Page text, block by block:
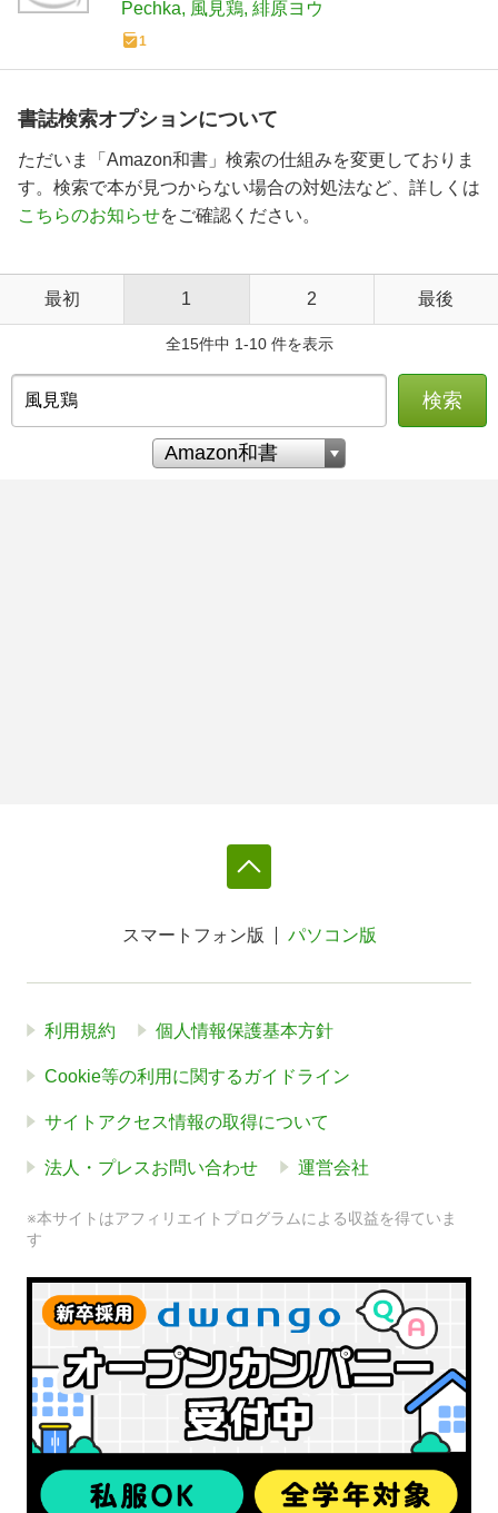
Pechka 風見鶏 緋原ヨウ
1
書誌検索オプションについて
ただいま「Amazon和書」検索の仕組みを変更しておりま
す。検索で本が見つからない場合の対処法など、詳しくは
こちらのお知らせをご確認ください。
最初 1 2 最後
全15件中 1-10 件を表示
検索
スマートフォン版 パソコン版
利用規約 個人情報保護基本方針
Cookie等の利用に関するガイドライン
サイトアクセス情報の取得について
法人・プレスお問い合わせ 運営会社
※本サイトはアフィリエイトプログラムによる収益を得ていま
す